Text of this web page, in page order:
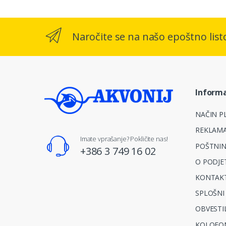
Naročite se na našo epoštno
Imate vprašanje? Pokličite nas!
+386 3 749 16 02
NAČIN
O
SPLOŠNI